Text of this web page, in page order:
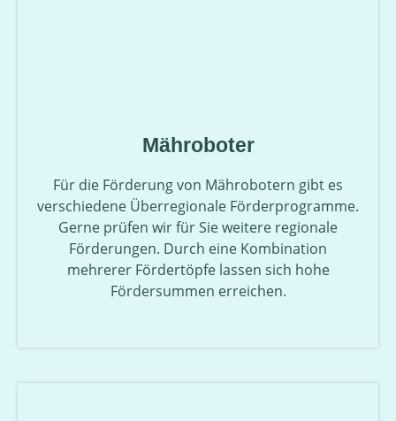
Mähroboter
Für die Förderung von Mährobotern gibt es
verschiedene Überregionale Förderprogramme.
Gerne prüfen wir für Sie weitere regionale
Förderungen. Durch eine Kombination
mehrerer Fördertöpfe lassen sich hohe
Fördersummen erreichen.